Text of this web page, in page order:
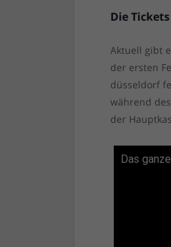
Die Tickets
Aktuell gibt
der ersten
düsseldorf
während
der
Das